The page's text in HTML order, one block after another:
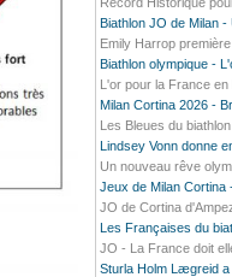
Biathlon JO de Milan
Emily Harrop
Biathlon olympique -
L'or pour la France en
Milan Cortina 2026 -
Les Bleues du
Lindsey Vonn donne
Un nouveau rêve
Jeux de Milan Cortina
JO de Cortina
Les Françaises du
JO - La France doit
Sturla Holm Lægreid